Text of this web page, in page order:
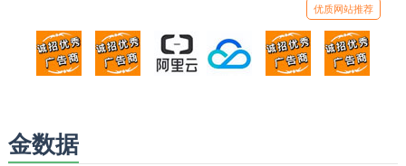
优质网站推荐
顶部广告位1
广告位招商_广告位待售
顶部广告位2
广告位招商_广告位待售
阿里云
打折活动、99元/年
腾讯云
优惠打折，99元/年
顶部广告位5
广告位招商_
金数据